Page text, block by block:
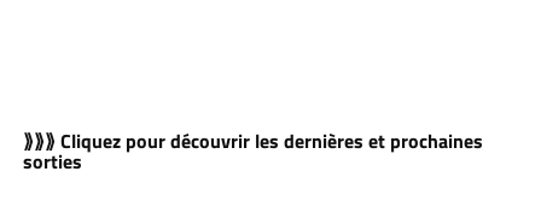
⟫⟫⟫ Cliquez pour découvrir les dernières et prochaines
sorties